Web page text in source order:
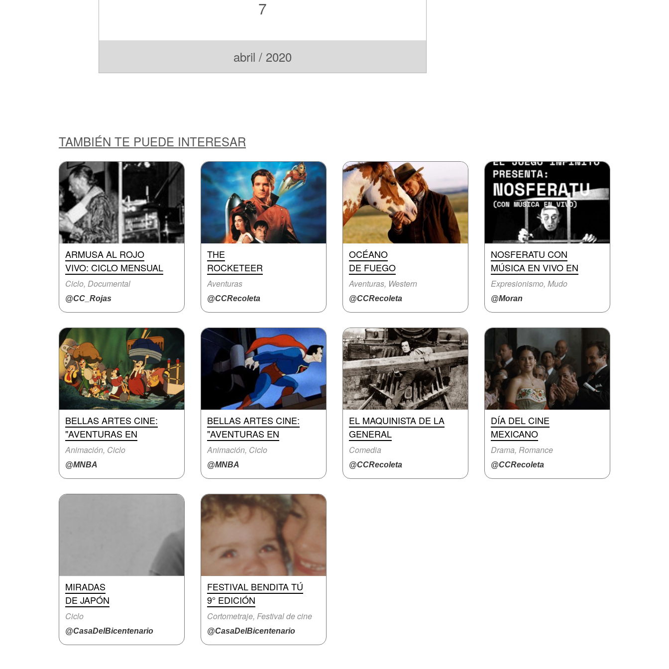
7
abril / 2020
TAMBIÉN TE PUEDE INTERESAR
ARMUSA AL ROJO
VIVO: CICLO MENSUAL
Ciclo, Documental
@CC_Rojas
THE
ROCKETEER
Aventuras
@CCRecoleta
OCÉANO
DE FUEGO
Aventuras, Western
@CCRecoleta
NOSFERATU CON
MÚSICA EN VIVO EN
Expresionismo, Mudo
@Moran
BELLAS ARTES CINE:
"AVENTURAS EN
Animación, Ciclo
@MNBA
BELLAS ARTES CINE:
"AVENTURAS EN
Animación, Ciclo
@MNBA
EL MAQUINISTA DE LA
GENERAL
Comedia
@CCRecoleta
DÍA DEL CINE
MEXICANO
Drama, Romance
@CCRecoleta
MIRADAS
DE JAPÓN
Ciclo
@CasaDelBicentenario
FESTIVAL BENDITA TÚ
9° EDICIÓN
Cortometraje, Festival de cine
@CasaDelBicentenario